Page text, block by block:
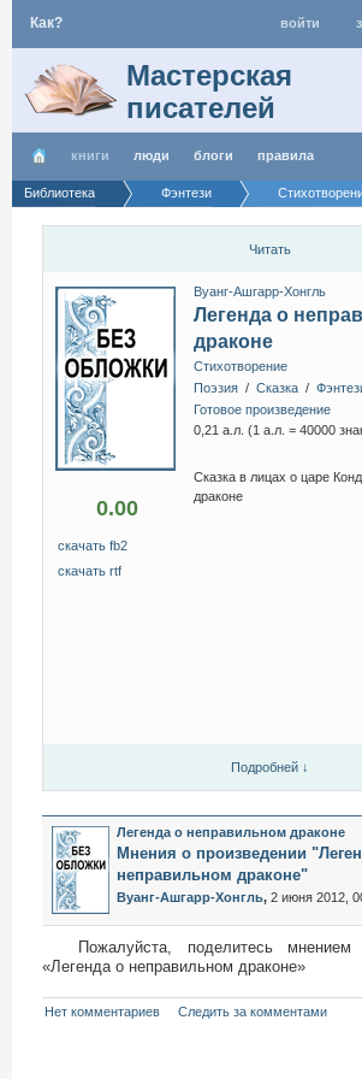
Как? войти
Мастерская
писателей
книги люди блоги правила
Библиотека Фэнтези
Читать
0.00
скачать fb2
скачать rtf
Вуанг-Ашгарр-Хонгль
Легенда о
драконе
Стихотворение
Поэзия / Сказка /
Готовое произведение
0,21 а.л. (1 а.л. = 40000
Сказка в лицах о царе
драконе
Подробней ↓
Легенда о неправильном драконе
Мнения о произведении
неправильном драконе"
Вуанг-Ашгарр-Хонгль, 2 июня 2012,
Пожалуйста, поделитесь мнением
«Легенда о неправильном драконе»
Нет комментариев Следить за комментами